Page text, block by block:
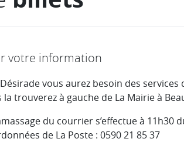
votre information
vous aurez besoin des services
la trouverez à gauche de La Mairie à
du courrier s’effectue à 11h30
de La Poste : 0590 21 85 37